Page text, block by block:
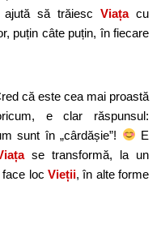
ajută să trăiescViațacu
puțin câte puțin, în fiecare
că este cea mai proastă
e clar răspunsul:
sunt în „cârdășie”!
E
se transformă, la un
face loc Vieții, în alte forme